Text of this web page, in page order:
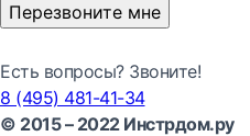
Перезвоните мне
Есть вопросы? Звоните!
8 (495) 481-41-34
© 2015 – 2022 Инстрдом.ру